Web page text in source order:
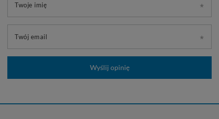
Twoje imię
Twój email
Wyślij opinię